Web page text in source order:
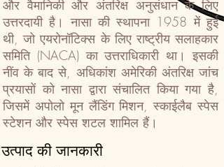
और वैमानिकी और अंतरिक्ष अनुसंधान के लिए
उत्तरदायी है। नासा की स्थापना 1958 में हुई
थी, जो एयरोनॉटिक्स के लिए राष्ट्रीय सलाहकार
समिति (NACA) का उत्तराधिकारी था। इसकी
नींव के बाद से, अधिकांश अमेरिकी अंतरिक्ष जांच
प्रयासों को नासा द्वारा संचालित किया गया है,
जिसमें अपोलो मून लैंडिंग मिशन, स्काईलैब स्पेस
स्टेशन और स्पेस शटल शामिल हैं।
उत्पाद की जानकारी